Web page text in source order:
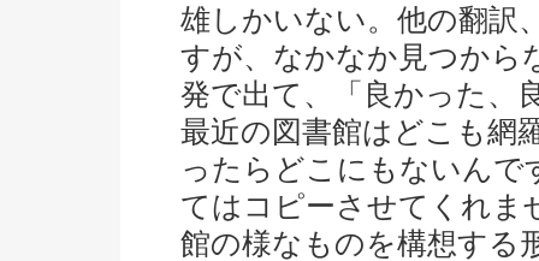
雄しかいない。他の翻訳
すが、なかなか見つから
発で出て、「良かった、
最近の図書館はどこも網
ったらどこにもないんで
てはコピーさせてくれま
館の様なものを構想する